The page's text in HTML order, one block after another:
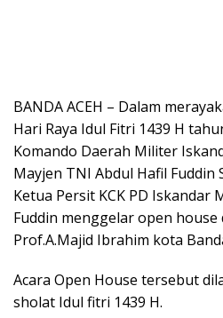
BANDA ACEH – Dalam
Hari Raya Idul Fitri 1439 H
Komando Daerah Militer
Mayjen TNI Abdul Hafil Fuddin
Ketua Persit KCK PD Iskandar
Fuddin menggelar open house
Prof.A.Majid Ibrahim kota
Acara Open House tersebut
sholat Idul fitri 1439 H.